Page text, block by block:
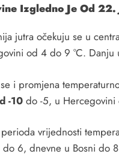
Izgledno Je Od 22.
jutra očekuju se u
od 4 do 9 °C.
i promjena
-10 do -5, u Hercegovini
vrijednosti
6, dnevne u Bosni do